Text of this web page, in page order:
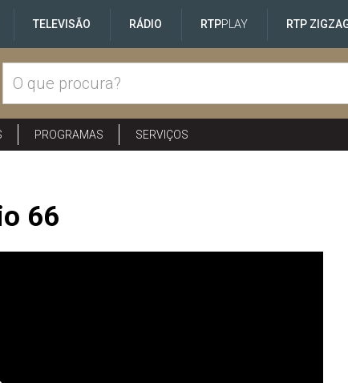
TELEVISÃO RÁDIO RTPPLAY RTP
PROGRAMAS SERVIÇOS
66